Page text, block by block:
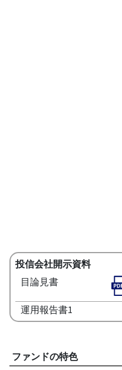
投信会社開示資料
目論見書
運用報告書1
ファンドの特色